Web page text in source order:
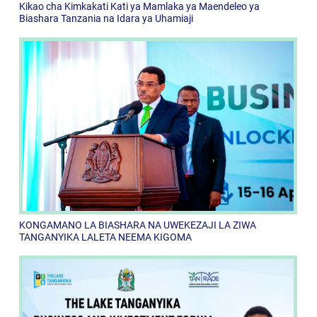
Kikao cha Kimkakati Kati ya Mamlaka ya Maendeleo ya
Biashara Tanzania na Idara ya Uhamiaji
KONGAMANO LA BIASHARA NA UWEKEZAJI LA ZIWA
TANGANYIKA LALETA NEEMA KIGOMA